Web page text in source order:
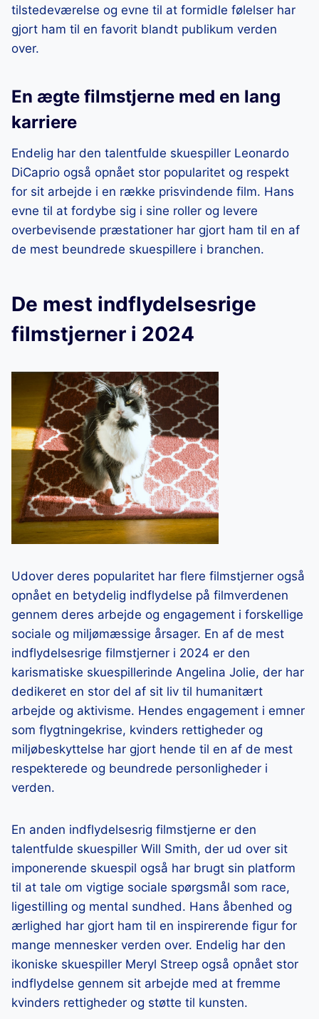
tilstedeværelse og evne til at formidle følelser har
gjort ham til en favorit blandt publikum verden
over.
En ægte filmstjerne med en lang
karriere
Endelig har den talentfulde skuespiller Leonardo
DiCaprio også opnået stor popularitet og respekt
for sit arbejde i en række prisvindende film. Hans
evne til at fordybe sig i sine roller og levere
overbevisende præstationer har gjort ham til en af
de mest beundrede skuespillere i branchen.
De mest indflydelsesrige
filmstjerner i 2024
Udover deres popularitet har flere filmstjerner også
opnået en betydelig indflydelse på filmverdenen
gennem deres arbejde og engagement i forskellige
sociale og miljømæssige årsager. En af de mest
indflydelsesrige filmstjerner i 2024 er den
karismatiske skuespillerinde Angelina Jolie, der har
dedikeret en stor del af sit liv til humanitært
arbejde og aktivisme. Hendes engagement i emner
som flygtningekrise, kvinders rettigheder og
miljøbeskyttelse har gjort hende til en af de mest
respekterede og beundrede personligheder i
verden.
En anden indflydelsesrig filmstjerne er den
talentfulde skuespiller Will Smith, der ud over sit
imponerende skuespil også har brugt sin platform
til at tale om vigtige sociale spørgsmål som race,
ligestilling og mental sundhed. Hans åbenhed og
ærlighed har gjort ham til en inspirerende figur for
mange mennesker verden over. Endelig har den
ikoniske skuespiller Meryl Streep også opnået stor
indflydelse gennem sit arbejde med at fremme
kvinders rettigheder og støtte til kunsten.